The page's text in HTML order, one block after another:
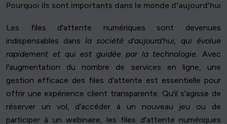
Pourquoi ils sont importants dans le monde d'aujourd'hui
Les files d'attente numériques sont devenues
indispensables dans la société d'aujourd'hui, qui évolue
rapidement et qui est guidée par la technologie. Avec
l'augmentation du nombre de services en ligne, une
gestion efficace des files d'attente est essentielle pour
offrir une expérience client transparente. Qu'il s'agisse de
réserver un vol, d'accéder à un nouveau jeu ou de
participer à un webinaire, les files d'attente numériques